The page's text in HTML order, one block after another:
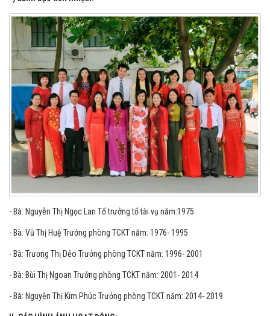
- Phó trưởng phòng Tài chính kế toán: Cử nhân Hoàng Thị Thu Huyền
*) Lãnh đạo tiền nhiệm:
- Bà: Nguyễn Thị Ngọc Lan Tổ trưởng tổ tài vụ năm:1975
- Bà: Vũ Thị Huệ Trưởng phòng TCKT năm: 1976- 1995
- Bà: Trương Thị Dẻo Trưởng phòng TCKT năm: 1996- 2001
- Bà: Bùi Thị Ngoan Trưởng phòng TCKT năm: 2001- 2014